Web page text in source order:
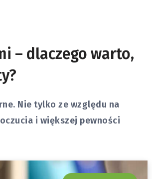
– dlaczego warto,
Nie tylko ze względu na
i większej pewności